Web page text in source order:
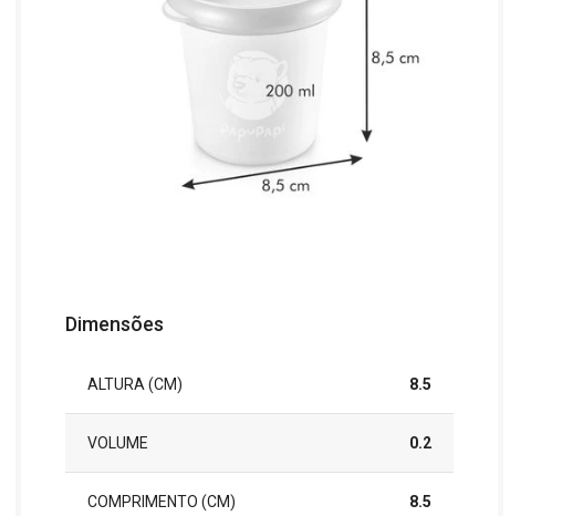
Dimensões
ALTURA (CM) 8.5
VOLUME 0.2
COMPRIMENTO (CM) 8.5